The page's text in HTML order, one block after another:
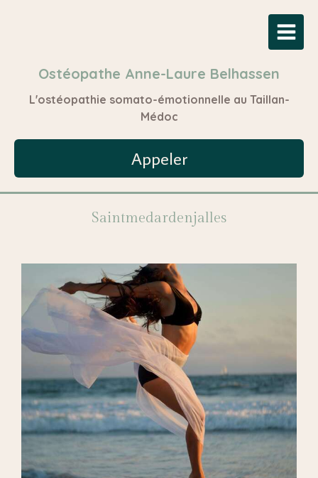
Ostéopathe Anne-Laure Belhassen
L'ostéopathie somato-émotionnelle au Taillan-
Médoc
Appeler
Saintmedardenjalles